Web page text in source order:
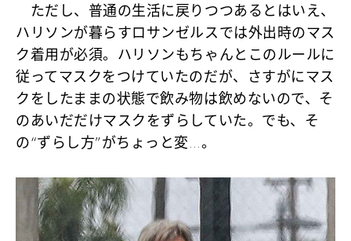
ただし、普通の生活に戻りつつあるとはいえ、
ハリソンが暮らすロサンゼルスでは外出時のマス
ク着用が必須。ハリソンもちゃんとこのルールに
従ってマスクをつけていたのだが、さすがにマス
クをしたままの状態で飲み物は飲めないので、そ
のあいだだけマスクをずらしていた。でも、そ
の“ずらし方”がちょっと変…。